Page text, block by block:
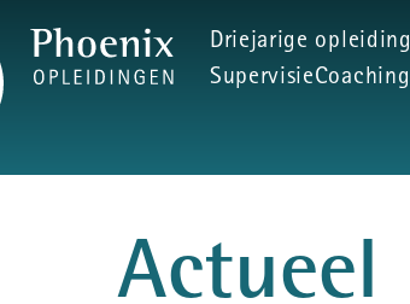
Driejarige opleiding
SupervisieCoaching
Actueel